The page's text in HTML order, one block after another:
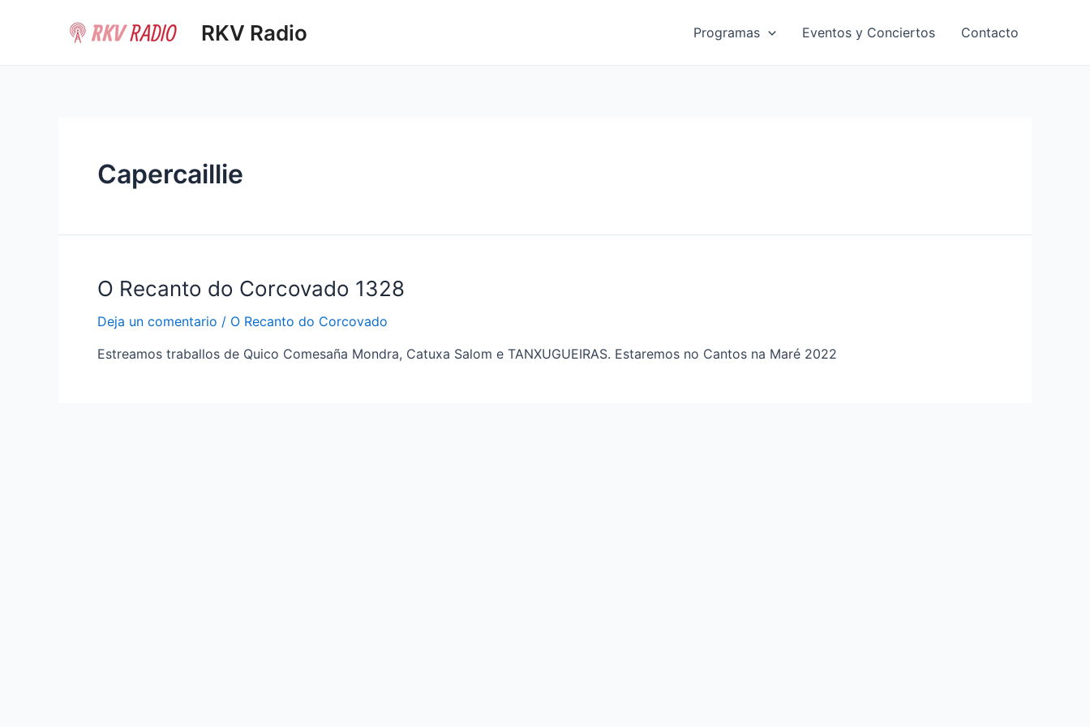
RKV Radio Programas Eventos y Conciertos Contacto
Capercaillie
O Recanto do Corcovado 1328
Deja un comentario / O Recanto do Corcovado
Estreamos traballos de Quico Comesaña Mondra, Catuxa Salom e TANXUGUEIRAS. Estaremos no Cantos na Maré 2022